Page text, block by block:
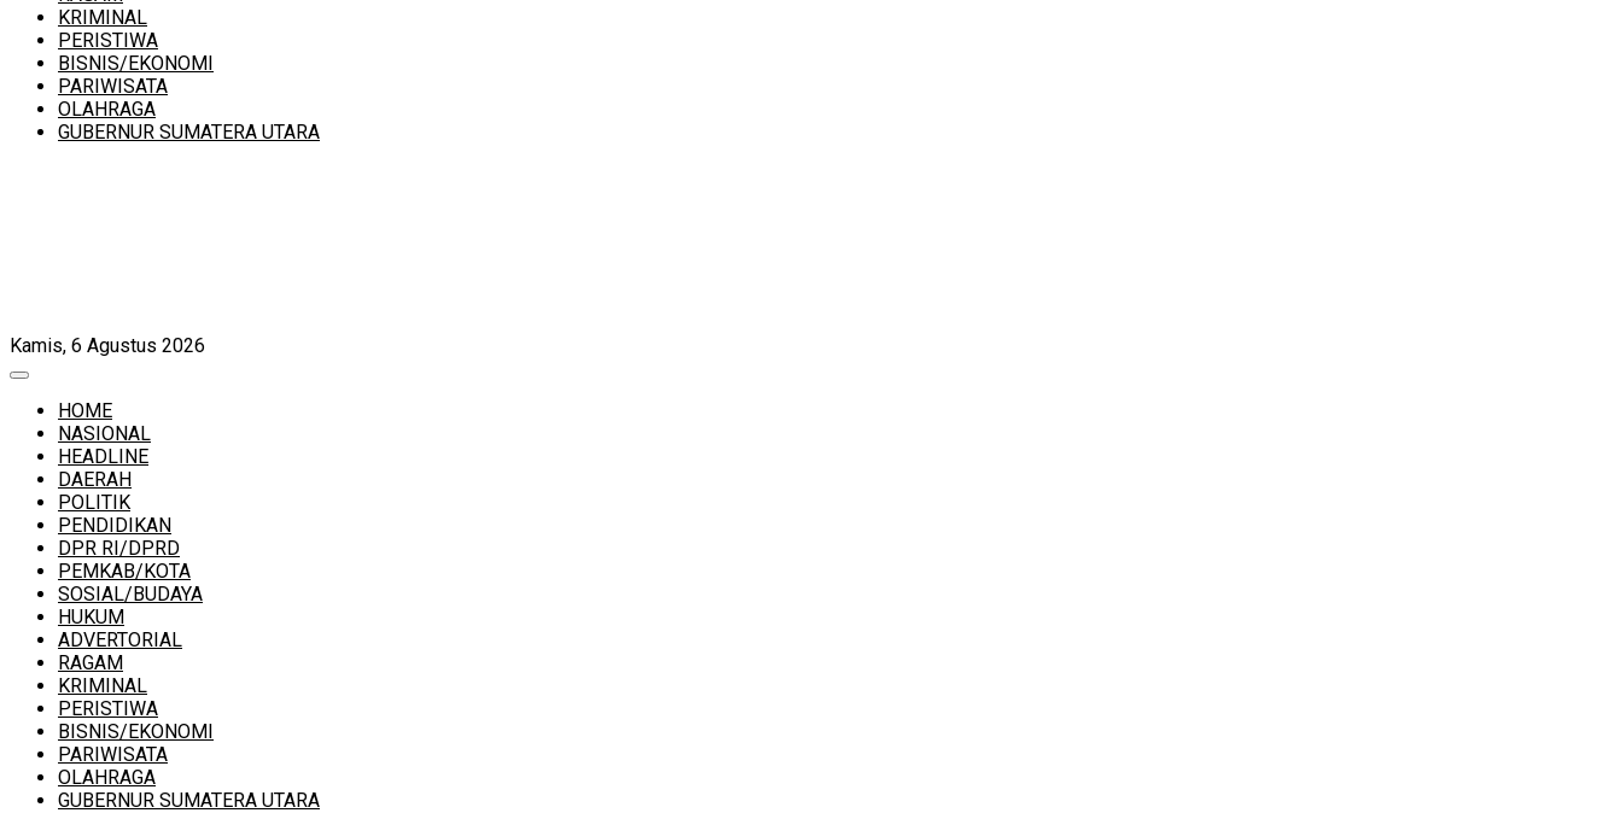
KRIMINAL
PERISTIWA
BISNIS/EKONOMI
PARIWISATA
OLAHRAGA
GUBERNUR SUMATERA UTARA
Kamis, 6 Agustus 2026
HOME
NASIONAL
HEADLINE
DAERAH
POLITIK
PENDIDIKAN
DPR RI/DPRD
PEMKAB/KOTA
SOSIAL/BUDAYA
HUKUM
ADVERTORIAL
RAGAM
KRIMINAL
PERISTIWA
BISNIS/EKONOMI
PARIWISATA
OLAHRAGA
GUBERNUR SUMATERA UTARA